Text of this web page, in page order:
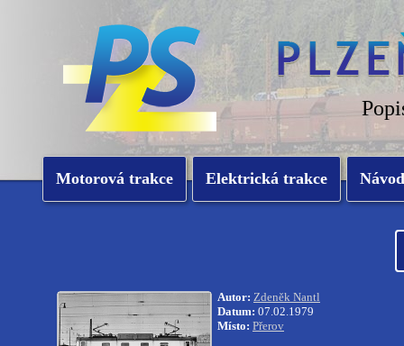
Motorová trakce Elektrická trakce
Autor: Zdeněk Nantl
Datum: 07.02.1979
Místo: Přerov